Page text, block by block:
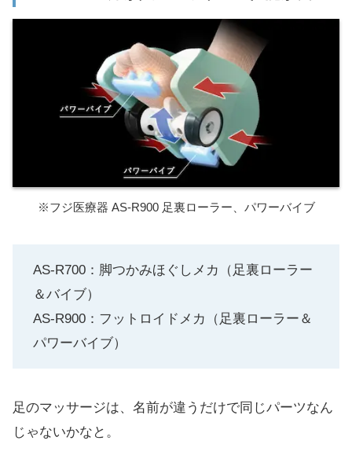
※フジ医療器 AS-R900 足裏ローラー、パワーバイブ
AS-R700：脚つかみほぐしメカ（足裏ローラー
＆バイブ）
AS-R900：フットロイドメカ（足裏ローラー＆
パワーバイブ）
足のマッサージは、名前が違うだけで同じパーツなん
じゃないかなと。